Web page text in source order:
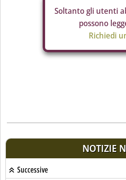
Soltanto gli utenti
possono
Richiedi
NOTIZIE
Successive